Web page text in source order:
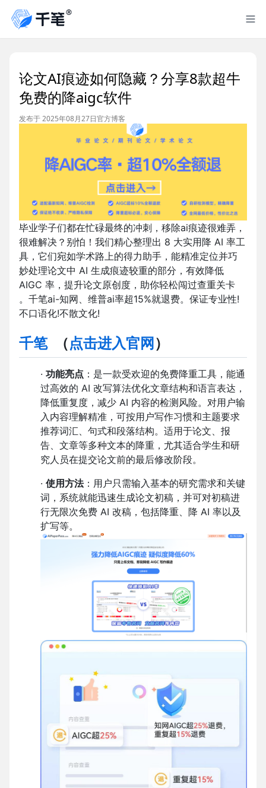
论文AI痕迹如何隐藏？分享8款超牛
免费的降aigc软件
发布于 2025年08月27日官方博客
毕业学子们都在忙碌最终的冲刺，移除ai痕迹很难弄，
很难解决？别怕！我们精心整理出 8 大实用降 AI 率工
具，它们宛如学术路上的得力助手，能精准定位并巧
妙处理论文中 AI 生成痕迹较重的部分，有效降低
AIGC 率，提升论文原创度，助你轻松闯过查重关卡
。千笔ai-知网、维普ai率超15%就退费。保证专业性!
不口语化!不散文化!
千笔（点击进入官网 ）
· 功能亮点 ：是一款受欢迎的免费降重工具，能通
过高效的 AI 改写算法优化文章结构和语言表达，
降低重复度，减少 AI 内容的检测风险。对用户输
入内容理解精准，可按用户写作习惯和主题要求
推荐词汇、句式和段落结构。适用于论文、报
告、文章等多种文本的降重，尤其适合学生和研
究人员在提交论文前的最后修改阶段。
· 使用方法：用户只需输入基本的研究需求和关键
词，系统就能迅速生成论文初稿，并可对初稿进
行无限次免费 AI 改稿，包括降重、降 AI 率以及
扩写等。